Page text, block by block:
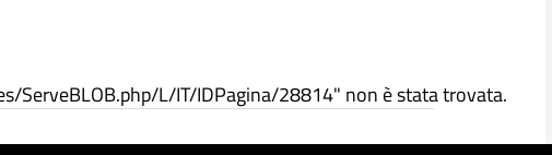
ServeBLOB.php/L/IT/IDPagina/28814" non è stata trovata.